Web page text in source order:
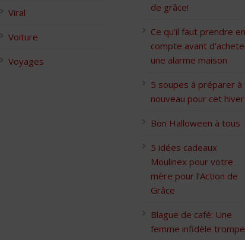
Viral
Voiture
Voyages
de grâce!
Ce qu’il faut prendre en
compte avant
une alarme maison
5 soupes à préparer à
nouveau pour cet hiver
Bon Halloween à tous
5 idées cadeaux
Moulinex pour votre
mère pour l’Action de
Grâce
Blague de café: Une
femme infidèle trompe